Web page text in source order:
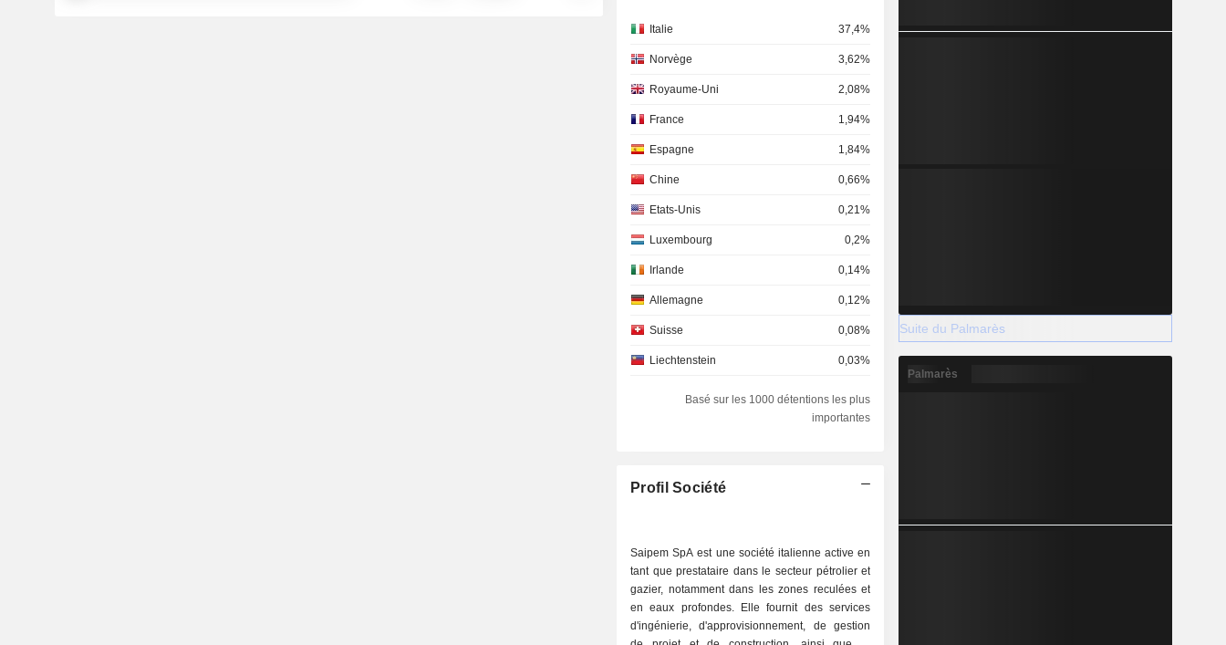
Italie 37,4%
Norvège 3,62%
Royaume-Uni 2,08%
France 1,94%
Espagne 1,84%
Chine 0,66%
Etats-Unis 0,21%
Luxembourg 0,2%
Irlande 0,14%
Allemagne 0,12%
Suisse 0,08%
Liechtenstein 0,03%
0,02%
Autriche 0,01%
Basé sur les 1000 détentions les plus
importantes
Profil Société
Saipem SpA est une société italienne active en
tant que prestataire dans le secteur pétrolier et
gazier, notamment dans les zones reculées et
en eaux profondes. Elle fournit des services
d'ingénierie, d'approvisionnement, de gestion
Suite du Palmarès
Palmarès